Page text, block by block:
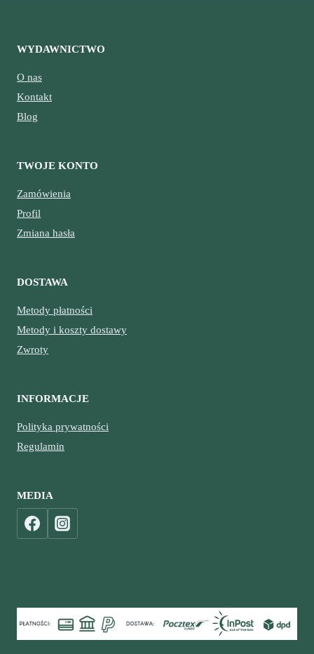
WYDAWNICTWO
O nas
Kontakt
Blog
TWOJE KONTO
Zamówienia
Profil
Zmiana hasła
DOSTAWA
Metody płatności
Metody i koszty dostawy
Zwroty
INFORMACJE
Polityka prywatności
Regulamin
MEDIA